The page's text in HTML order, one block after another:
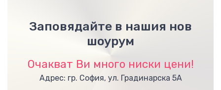
Заповядайте в нашия нов
шоурум
Очакват Ви много ниски цени!
Адрес: гр. София, ул. Градинарска 5А